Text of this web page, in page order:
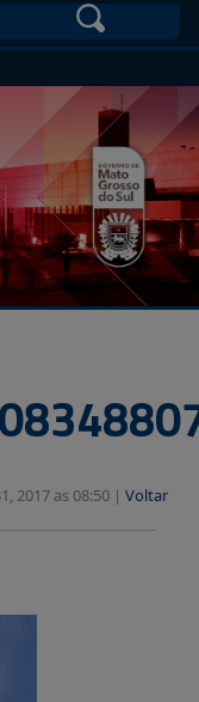
2017 as 08:50 | Voltar